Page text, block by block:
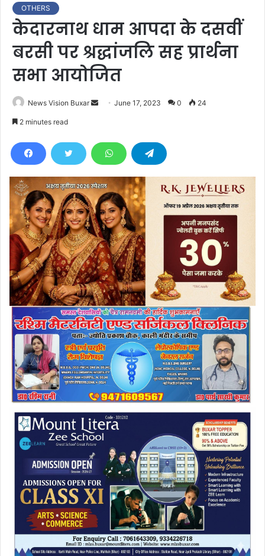
OTHERS
केदारनाथ धाम आपदा के दसवीं
बरसी पर श्रद्धांजलि सह प्रार्थना
सभा आयोजित
News Vision Buxar
d
e
m
a
i
l
June 17, 2023 0 24
2 minutes read